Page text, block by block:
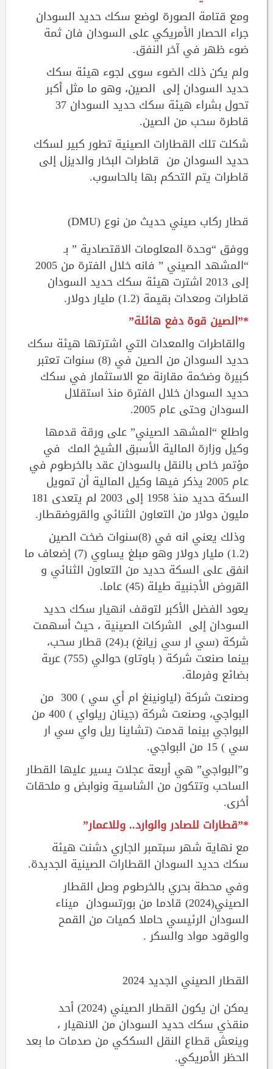
ومع قتامة الصورة لوضع سكك حديد السودان
جراء الحصار الأمريكي على السودان فان ثمة
ضوء ظهر في آخر النفق.
ولم يكن ذلك الضوء سوى لجوء هيئة سكك
حديد السودان إلى الصين، وهو ما مثل أكبر
تحول بشراء هيئة سكك حديد السودان 37
قاطرة سحب من الصين.
شكلت تلك القطارات الصينية تطور كبير لسكك
حديد السودان من قاطرات البخار والديزل إلى
قاطرات يتم التحكم بها بالحاسوب.
قطار ركاب صيني حديث من نوع (DMU)
ووفق “وحدة المعلومات الاقتصادية ” بـ
“المشهد الصيني ” فانه خلال الفترة من 2005
إلى 2013 اشترت هيئة سكك حديد السودان
قاطرات ومعدات بقيمة (1.2) مليار دولار.
*”الصين قوة دفع هائلة”
والقاطرات والمعدات التي اشترتها هيئة سكك
حديد السودان من الصين في (8) سنوات تعتبر
كبيرة وضخمة مقارنة مع الاستثمار في سكك
حديد السودان خلال الفترة منذ استقلال
السودان وحتى عام 2005.
واطلع “المشهد الصيني” على ورقة قدمها
وكيل وزارة المالية الأسبق الشيخ المك في
مؤتمر خاص بالنقل بالسودان عقد بالخرطوم في
عام 2005 يذكر فيها وكيل المالية أن تمويل
السكة حديد منذ 1958 إلى 2003 لم يتعدى 181
مليون دولار من التعاون الثنائي والقروضقطار.
وذلك يعني انه في (8)سنوات ضخت الصين
(1.2) مليار دولار وهو مبلغ يساوي (7) إضعاف ما
انفق على السكة حديد من التعاون الثنائي و
القروض الأجنبية طيلة (45) عاما.
يعود الفضل الأكبر لتوقف انهيار سكك حديد
السودان إلى الشركات الصينية ، حيث أسهمت
شركة (سي ار سي زيانغ) بـ(24) قطار سحب،
بينما صنعت شركة ( باوتاو) حوالي (755) عربة
بضائع وفرملة.
وصنعت شركة (لياونينغ ام أي سي ) 300 من
البواجي، وصنعت شركة (جينان ريلواي ) 400 من
البواجي بينما قدمت (تشاينا ريل واي سي ار
سي ) 15 من البواجي.
و”البواجي” هي أربعة عجلات يسير عليها القطار
الساحب وتتكون من الشاسية ونوابض و ملحقات
أخرى.
*”قطارات للصادر والوارد.. وللاعمار”
مع نهاية شهر سبتمبر الجاري دشنت هيئة
سكك حديد السودان القطارات الصينية الجديدة.
وفي محطة بحري بالخرطوم وصل القطار
الصيني(2024) قادما من بورتسودان ميناء
السودان الرئيسي حاملا كميات من القمح
والوقود مواد والسكر .
القطار الصيني الجديد 2024
يمكن ان يكون القطار الصيني (2024) أحد
منقذي سكك حديد السودان من الانهيار ،
وينعش قطاع النقل السككي من صدمات ما بعد
الحظر الأمريكي.